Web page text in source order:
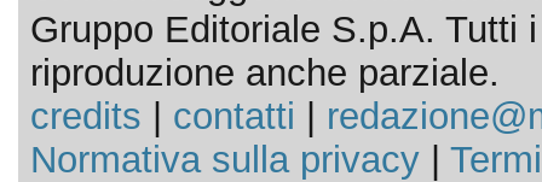
Gruppo Editoriale S.p.A. Tutti
riproduzione anche parziale.
credits
contatti
Normativa sulla privacy|